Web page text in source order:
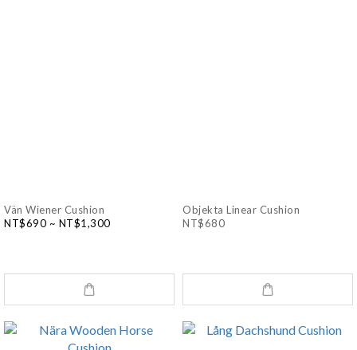
Vän Wiener Cushion
NT$690 ~ NT$1,300
Objekta Linear Cushion
NT$680